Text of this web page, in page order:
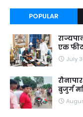
POPULAR
एक
July
बुजुर्ग